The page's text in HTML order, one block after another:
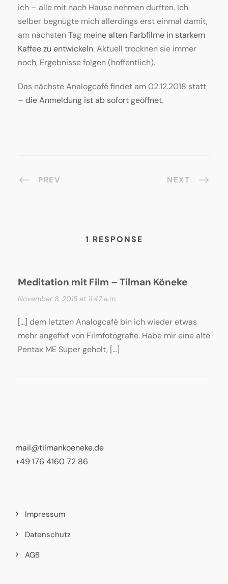
ich – alle mit nach Hause nehmen durften. Ich
selber begnügte mich allerdings erst einmal damit,
am nächsten Tag meine alten Farbfilme in starkem
Kaffee zu entwickeln. Aktuell trocknen sie immer
noch, Ergebnisse folgen (hoffentlich).
Das nächste Analogcafé findet am 02.12.2018 statt
– die Anmeldung ist ab sofort geöffnet.
PREV NEXT
1 RESPONSE
Meditation mit Film – Tilman Köneke
November 8, 2018 at 11:47 a.m.
[…] dem letzten Analogcafé bin ich wieder etwas
mehr angefixt von Filmfotografie. Habe mir eine alte
Pentax ME Super geholt, […]
mail@tilmankoeneke.de
+49 176 4160 72 86
Impressum
Datenschutz
AGB